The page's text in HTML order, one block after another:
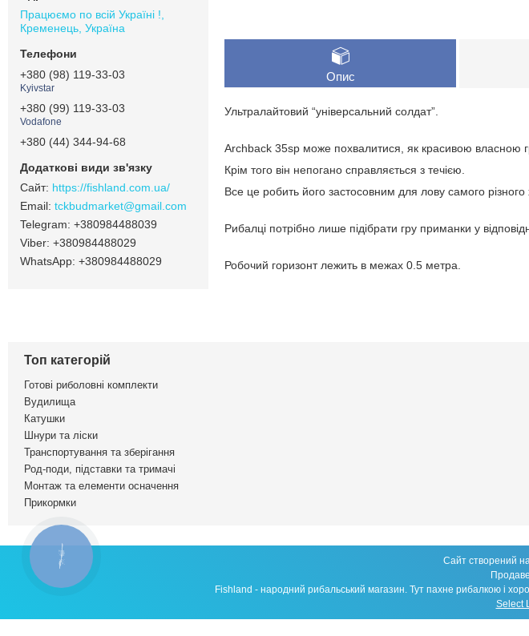
Опис
Ультралайтовий “універсальний солдат”.
Archback 35sp може похвалитися, як красивою власною
Крім того він непогано справляється з течією.
Все це робить його застосовним для лову самого
Рибалці потрібно лише підібрати гру приманки у
Робочий горизонт лежить в межах 0.5 метра.
Працюємо по всій Україні !,
Кременець, Україна
+380 (98) 119-33-03
Kyivstar
+380 (99) 119-33-03
Vodafone
+380 (44) 344-94-68
https://fishland.com.ua/
tckbudmarket@gmail.com
+380984488039
+380984488029
+380984488029
Топ категорій
Готові риболовні комплекти
Вудилища
Катушки
Шнури та ліски
Транспортування та зберігання
Род-поди, підставки та тримачі
Монтаж та елементи осначення
Прикормки
Сайт створений
Select
КНОПКА
ЗВ'ЯЗКУ